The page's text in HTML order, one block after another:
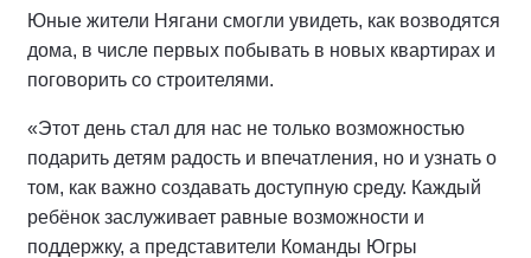
Юные жители Нягани смогли увидеть, как возводятся
дома, в числе первых побывать в новых квартирах и
поговорить со строителями.
«Этот день стал для нас не только возможностью
подарить детям радость и впечатления, но и узнать о
том, как важно создавать доступную среду. Каждый
ребёнок заслуживает равные возможности и
поддержку, а представители Команды Югры